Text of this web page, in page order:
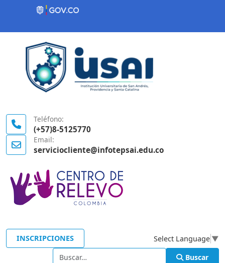
Contenido inicial
Teléfono:
(+57)8-5125770
Email:
serviciocliente@infotepsai.edu.co
INSCRIPCIONES Select Language ▼
Buscar